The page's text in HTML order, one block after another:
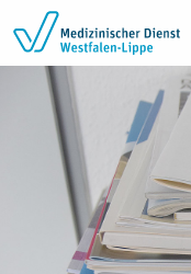
Zum Inhalt springen